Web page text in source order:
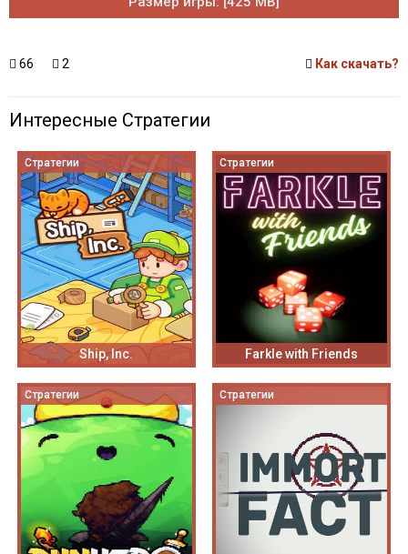
66 2 Как скачать?
Интересные Стратегии
Стратегии
Ship, Inc.
Стратегии
Farkle with Friends
Стратегии Стратегии